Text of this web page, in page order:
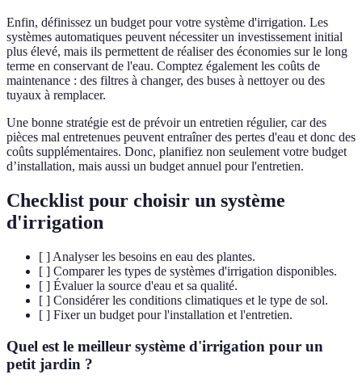
Enfin, définissez un budget pour votre système d'irrigation. Les
systèmes automatiques peuvent nécessiter un investissement initial
plus élevé, mais ils permettent de réaliser des économies sur le long
terme en conservant de l'eau. Comptez également les coûts de
maintenance : des filtres à changer, des buses à nettoyer ou des
tuyaux à remplacer.
Une bonne stratégie est de prévoir un entretien régulier, car des
pièces mal entretenues peuvent entraîner des pertes d'eau et donc des
coûts supplémentaires. Donc, planifiez non seulement votre budget
d’installation, mais aussi un budget annuel pour l'entretien.
Checklist pour choisir un système
d'irrigation
[ ] Analyser les besoins en eau des plantes.
[ ] Comparer les types de systèmes d'irrigation disponibles.
[ ] Évaluer la source d'eau et sa qualité.
[ ] Considérer les conditions climatiques et le type de sol.
[ ] Fixer un budget pour l'installation et l'entretien.
Quel est le meilleur système d'irrigation pour un
petit jardin ?